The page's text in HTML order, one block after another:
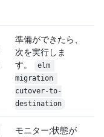
準備ができたら、
次を実行しま
す。
elm
migration
cutover-to-
destination
モニター;状態が